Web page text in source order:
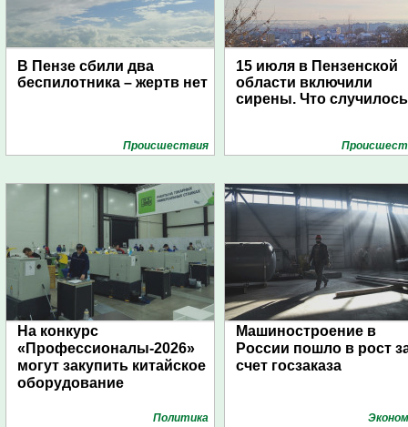
В Пензе сбили два
беспилотника – жертв нет
Проиcшествия
15 июля в Пензенской
области включили
сирены. Что
На конкурс
«Профессионалы-2026»
могут закупить китайское
оборудование
Политика
Машиностроение в
России пошло в рост
счет госзаказа